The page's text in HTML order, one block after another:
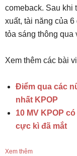
comeback. Sau khi
xuất, tài năng của
tỏa sáng thông qua
Xem thêm các bài
Điểm qua các
nhất KPOP
10 MV KPOP
cực kì đã mắt
Xem thêm